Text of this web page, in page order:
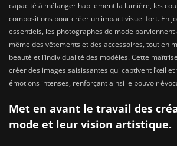
capacité à mélanger habilement la lumière, les
compositions pour créer un impact visuel fort. En
essentiels, les photographes de mode parviennent
même des vêtements et des accessoires, tout en
beauté et l’individualité des modèles. Cette
créer des images saisissantes qui captivent l’œil
émotions intenses, renforçant ainsi le pouvoir
Met en avant le travail des
mode et leur vision artistique.